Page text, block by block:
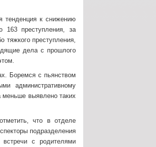
тенденция к снижению
163 преступления, за
преступления,
дела с прошлого
Боремся с пьянством
административному
меньше выявлено таких
что в отделе
подразделения
встречи с родителями